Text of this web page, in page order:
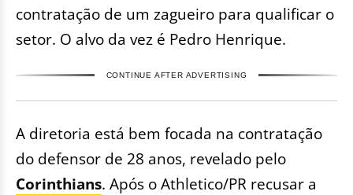
contratação de um zagueiro para qualificar o
setor. O alvo da vez é Pedro Henrique.
CONTINUE AFTER ADVERTISING
A diretoria está bem focada na contratação
do defensor de 28 anos, revelado pelo
Corinthians. Após o Athletico/PR recusar a